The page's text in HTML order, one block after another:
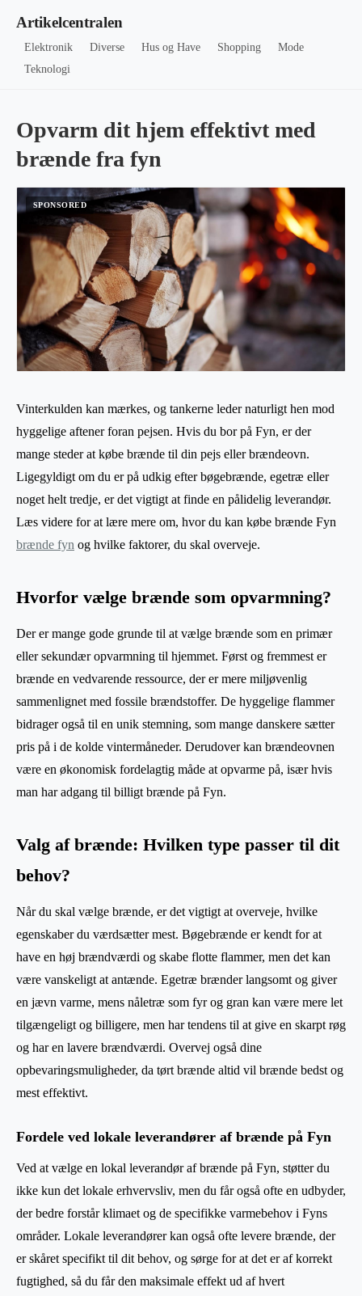
Artikelcentralen
Elektronik Diverse Hus og Have Shopping
Mode
Teknologi
Opvarm dit hjem effektivt med
brænde fra fyn
Vinterkulden kan mærkes, og tankerne leder naturligt hen mod
hyggelige aftener foran pejsen. Hvis du bor på Fyn, er der
mange steder at købe brænde til din pejs eller brændeovn.
Ligegyldigt om du er på udkig efter bøgebrænde, egetræ eller
noget helt tredje, er det vigtigt at finde en pålidelig leverandør.
Læs videre for at lære mere om, hvor du kan købe brænde Fyn
brænde fyn og hvilke faktorer, du skal overveje.
Hvorfor vælge brænde som opvarmning?
Der er mange gode grunde til at vælge brænde som en primær
eller sekundær opvarmning til hjemmet. Først og fremmest er
brænde en vedvarende ressource, der er mere miljøvenlig
sammenlignet med fossile brændstoffer. De hyggelige flammer
bidrager også til en unik stemning, som mange danskere sætter
pris på i de kolde vintermåneder. Derudover kan brændeovnen
være en økonomisk fordelagtig måde at opvarme på, især hvis
man har adgang til billigt brænde på Fyn.
Valg af brænde: Hvilken type passer til dit
behov?
Når du skal vælge brænde, er det vigtigt at overveje, hvilke
egenskaber du værdsætter mest. Bøgebrænde er kendt for at
have en høj brændværdi og skabe flotte flammer, men det kan
være vanskeligt at antænde. Egetræ brænder langsomt og giver
en jævn varme, mens nåletræ som fyr og gran kan være mere let
tilgængeligt og billigere, men har tendens til at give en skarpt røg
og har en lavere brændværdi. Overvej også dine
opbevaringsmuligheder, da tørt brænde altid vil brænde bedst og
mest effektivt.
Fordele ved lokale leverandører af brænde på Fyn
Ved at vælge en lokal leverandør af brænde på Fyn, støtter du
ikke kun det lokale erhvervsliv, men du får også ofte en udbyder,
der bedre forstår klimaet og de specifikke varmebehov i Fyns
områder. Lokale leverandører kan også ofte levere brænde, der
er skåret specifikt til dit behov, og sørge for at det er af korrekt
fugtighed, så du får den maksimale effekt ud af hvert